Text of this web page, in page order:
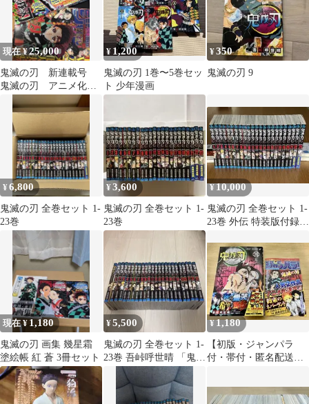
現在 ¥25,000
鬼滅の刃 新連載号
鬼滅の刃 アニメ化記
念号 週刊少年ジャンプ
セット
¥ 1,200
鬼滅の刃 1巻〜5巻セッ
ト 少年漫画
¥350
鬼滅の刃 9
¥6,800
鬼滅の刃 全巻セット 1-
23巻
¥3,600
鬼滅の刃 全巻セット 1-
23巻
¥10,000
鬼滅の刃 全巻セット 1-
23巻 外伝 特装版付録付
現在 ¥ 1,180
鬼滅の刃 画集 幾星霜
塗絵帳 紅 蒼 3冊セット
¥5,500
鬼滅の刃 全巻セット 1-
23巻 吾峠呼世晴 「鬼殺
隊見聞録本付き」
¥1,180
【初版・ジャンパラ
付・帯付・匿名配送】